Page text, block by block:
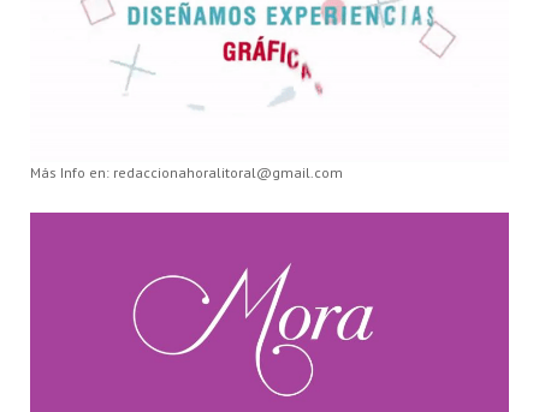
Más Info en: redaccionahoralitoral@gmail.com